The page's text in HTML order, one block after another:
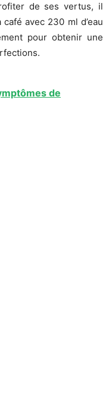
de ses vertus, il
avec 230 ml d’eau
pour obtenir une
de